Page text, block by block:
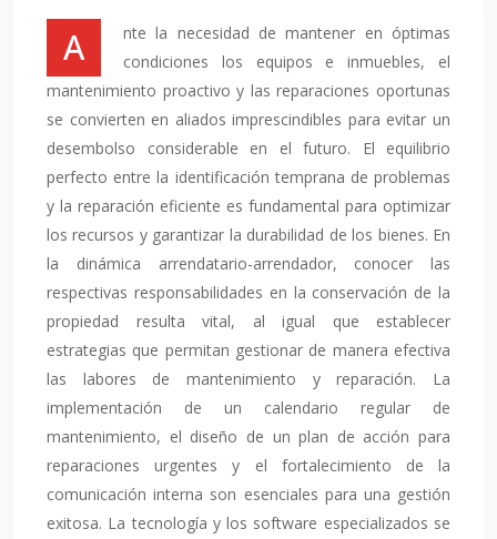
Ante la necesidad de mantener en óptimas
condiciones los equipos e inmuebles, el
mantenimiento proactivo y las reparaciones oportunas
se convierten en aliados imprescindibles para evitar un
desembolso considerable en el futuro. El equilibrio
perfecto entre la identificación temprana de problemas
y la reparación eficiente es fundamental para optimizar
los recursos y garantizar la durabilidad de los bienes. En
la dinámica arrendatario-arrendador, conocer las
respectivas responsabilidades en la conservación de la
propiedad resulta vital, al igual que establecer
estrategias que permitan gestionar de manera efectiva
las labores de mantenimiento y reparación. La
implementación de un calendario regular de
mantenimiento, el diseño de un plan de acción para
reparaciones urgentes y el fortalecimiento de la
comunicación interna son esenciales para una gestión
exitosa. La tecnología y los software especializados se